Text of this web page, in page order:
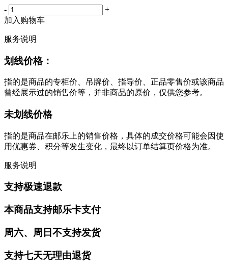
-
+
加入购物车
服务说明
划线价格：
指的是商品的专柜价、吊牌价、指导价、正品零售价或该商品
曾经展示过的销售价等，并非商品的原价，仅供您参考。
未划线价格
指的是商品在邮乐上的销售价格，具体的成交价格可能会因使
用优惠券、积分等发生变化，最终以订单结算页价格为准。
服务说明
支持极速退款
本商品支持邮乐卡支付
周六、周日不支持发货
支持七天无理由退货